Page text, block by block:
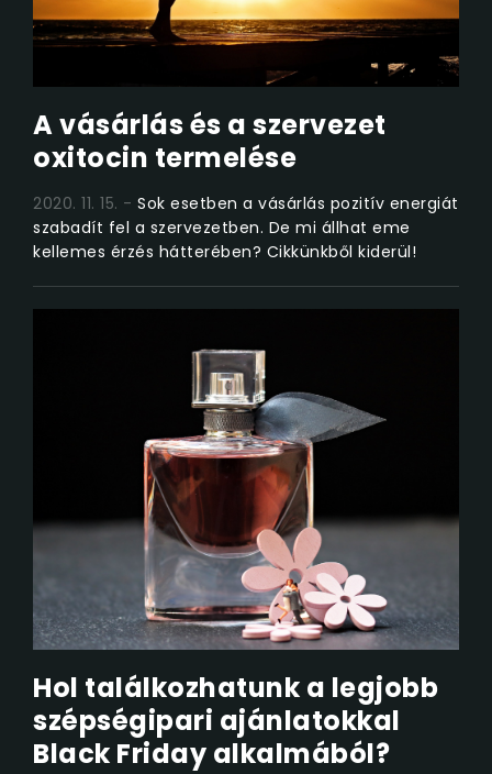
A vásárlás és a szervezet
oxitocin termelése
2020. 11. 15.
Sok esetben a vásárlás pozitív energiát
szabadít fel a szervezetben. De mi állhat eme
kellemes érzés hátterében? Cikkünkből kiderül!
Hol találkozhatunk a legjobb
szépségipari ajánlatokkal
Black Friday alkalmából?